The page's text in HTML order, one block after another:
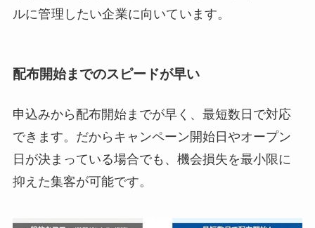
ルに管理したい企業に向いています。
配布開始までのスピードが早い
申込みから配布開始までが早く、最短数日で対応
できます。だからキャンペーン開始日やオープン
日が決まっている場合でも、機会損失を最小限に
抑えた集客が可能です。